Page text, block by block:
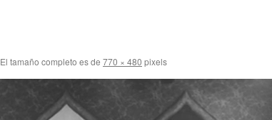
El tamaño completo es de 770 × 480 pixels